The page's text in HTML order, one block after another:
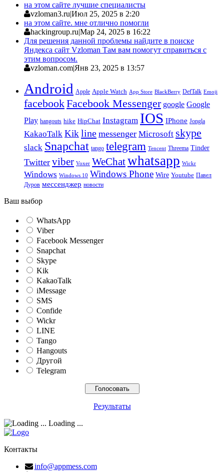
на этом сайте лучшие специалисты
vzloman3.ru|Июл 25, 2025 в 2:20
на этом сайте. мне отлично помогли
hackingroup.ru|Мар 24, 2025 в 16:22
Для решения данной проблемы найдите в поиске
Яндекса сайт Vzloman Там вам помогут справиться с
этим вопросом.
vzloman.com|Янв 23, 2025 в 13:57
Android Apple Apple Watch App Store BlackBerry DefTalk Emoji
facebookFacebook Messenger google Google
Play hangouts hike HipChat Instagram IOS IPhone Jongla
KakaoTalk Kik line messenger Microsoft skype
slack Snapchat tango telegram Tencent Threema Tinder
Twitter viber Voxer WeChatwhatsapp Wickr
Windows Windows 10 Windows Phone Wire Youtube Павел
Дуров мессенджер новости
Ваш выбор
WhatsApp
Viber
Facebook Messenger
Snapchat
Skype
Kik
KakaoTalk
iMessage
SMS
Confide
Wickr
LINE
Tango
Hangouts
Другой
Telegram
Результаты
Loading ...
Контакты
info@appmess.com